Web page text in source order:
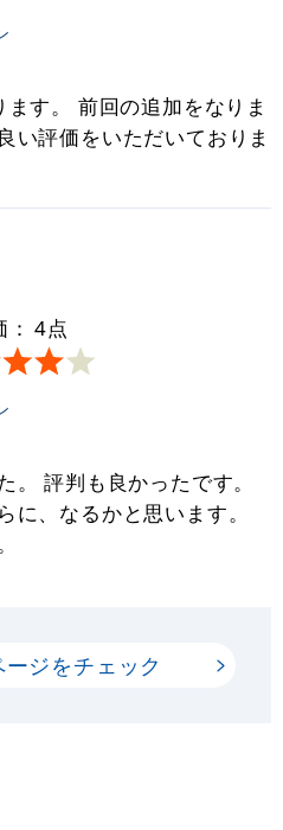
す。 前回の追加をなりま
い評価をいただいておりま
4点
。 評判も良かったです。
に、なるかと思います。
ジをチェック